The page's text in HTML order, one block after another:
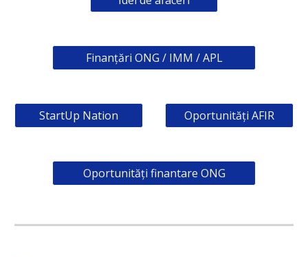
Finanțări ONG / IMM / APL
StartUp Nation Oportunități AFIR
Oportunități finantare ONG